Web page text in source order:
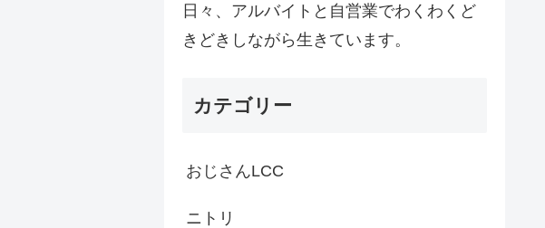
日々、アルバイトと自営業でわくわくど
きどきしながら生きています。
カテゴリー
おじさんLCC
ニトリ